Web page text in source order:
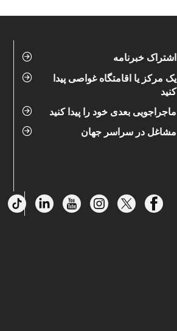
اشتراک خبرنامه
یک مرکز یا اقامتگاه غواصی پیدا
کنید
ماجراجویی بعدی خود را پیدا کنید
مشاغل در سراسر جهان